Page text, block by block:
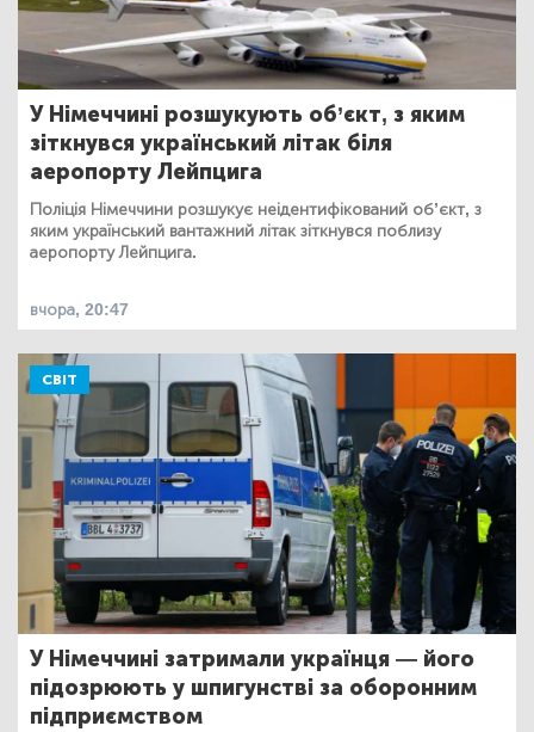
У Німеччині розшукують об’єкт, з яким
зіткнувся український літак біля
аеропорту Лейпцига
Поліція Німеччини розшукує неідентифікований об’єкт, з
яким український вантажний літак зіткнувся поблизу
аеропорту Лейпцига.
вчора, 20:47
СВІТ
У Німеччині затримали українця — його
підозрюють у шпигунстві за оборонним
підприємством